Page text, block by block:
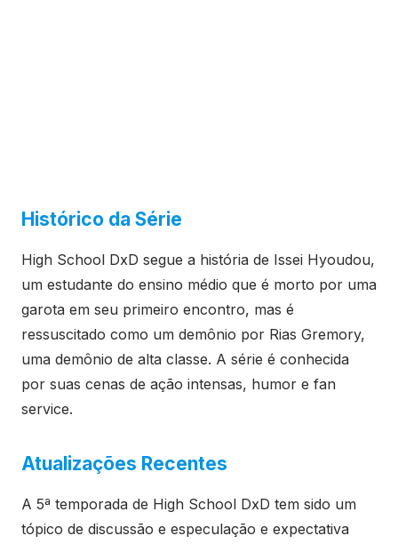
Histórico da Série
High School DxD segue a história de Issei Hyoudou,
um estudante do ensino médio que é morto por uma
garota em seu primeiro encontro, mas é
ressuscitado como um demônio por Rias Gremory,
uma demônio de alta classe. A série é conhecida
por suas cenas de ação intensas, humor e fan
service.
Atualizações Recentes
A 5ª temporada de High School DxD tem sido um
tópico de discussão e especulação e expectativa